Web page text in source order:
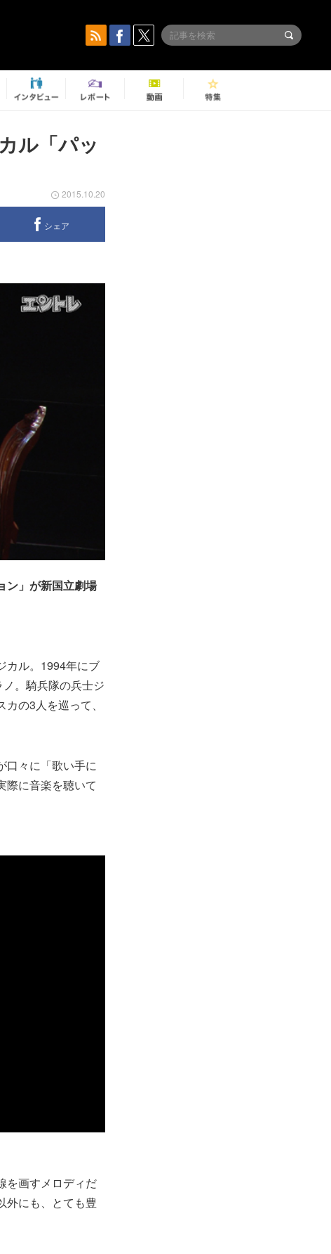
ル「パッ
2015.10.20
シェア
ン」が新国立劇場
カル。1994年にブ
。騎兵隊の兵士ジ
の3人を巡って、
口々に「歌い手に
際に音楽を聴いて
を画すメロディだ
外にも、とても豊